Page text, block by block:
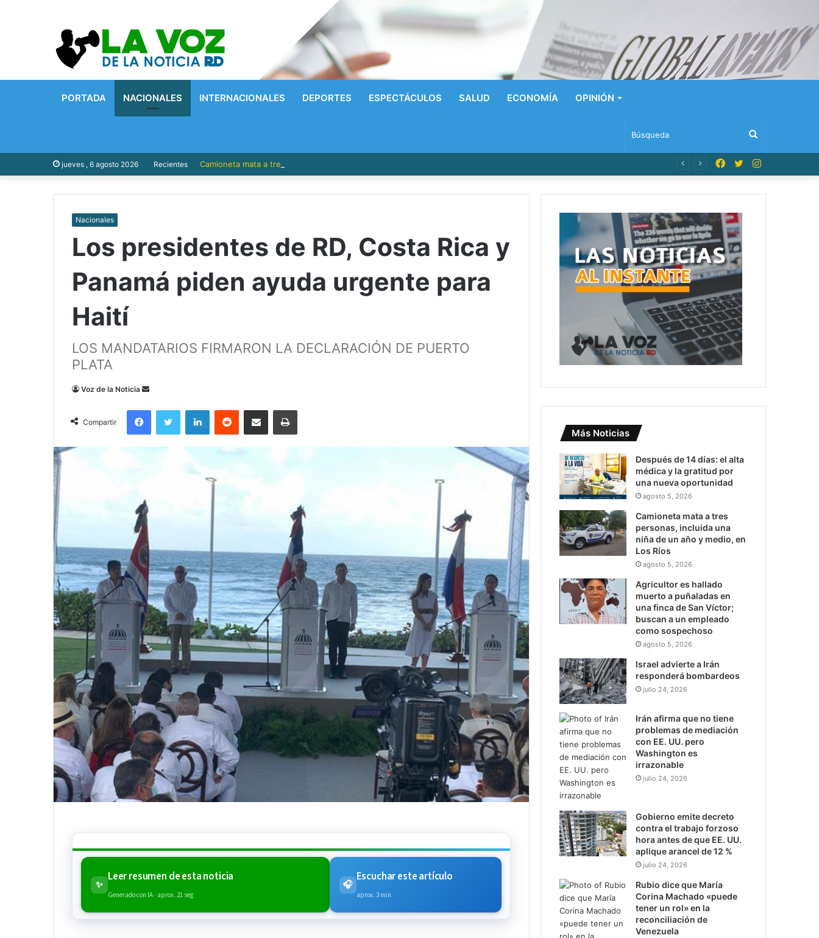
PORTADA NACIONALES INTERNACIONALES DEPORTES ESPECTÁCULOS SALUD ECONOMÍA OPINIÓN
Búsqueda
jueves , 6 agosto 2026 Recientes Camioneta mata a tres personas, incluida una niña de un año y medio, en Los Ríos Instagram
Twitter
Facebook
Nacionales
Los presidentes de RD, Costa Rica y
Panamá piden ayuda urgente para
Haití
LOS MANDATARIOS FIRMARON LA DECLARACIÓN DE PUERTO
PLATA
Voz de la Noticia
Send
email
Compartir
FacebookTwitter LinkedInReddit Compartir via Email Imprimi
✨
Leer resumen de esta noticia
Generado con IA · aprox. 21 seg
🎧
Escuchar este artículo
aprox. 3 min
Más Noticias
Después de 14 días: el alta
médica y la gratitud por
una nueva oportunidad
agosto 5, 2026
Camioneta mata a tres
personas, incluida una
niña de un año y medio, en
Los Ríos
agosto 5, 2026
Agricultor es hallado
muerto a puñaladas en
una finca de San Víctor;
buscan a un empleado
como sospechoso
agosto 5, 2026
Israel advierte a Irán
responderá bombardeos
julio 24, 2026
Irán afirma que no tiene
problemas de mediación
con EE. UU. pero
Washington es
irrazonable
julio 24, 2026
Gobierno emite decreto
contra el trabajo forzoso
hora antes de que EE. UU.
aplique arancel de 12 %
julio 24, 2026
Rubio dice que María
Corina Machado «puede
tener un rol» en la
reconciliación de
Venezuela